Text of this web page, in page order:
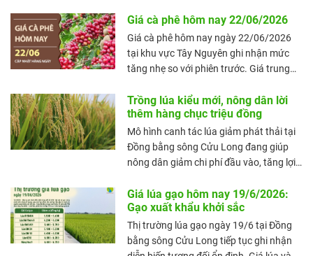
trường xuất khẩu trái chiều khi sản
lượng xuất khẩu tăng nhưng kim ngạch
giảm.
Giá cà phê hôm nay 22/06/2026
Giá cà phê hôm nay ngày 22/06/2026
tại khu vực Tây Nguyên ghi nhận mức
tăng nhẹ so với phiên trước. Giá trung
tăng 100 đồng/kg. Mặt bằng thu mua
hiện dao động trong khoảng 89.000 –
89.400 đồng/kg, cho thấy thị trường nội
địa vẫn duy trì ổn định ở vùng giá cao,
dù đà tăng không quá mạnh.
Trồng lúa kiểu mới, nông dân lời
thêm hàng chục triệu đồng
Mô hình canh tác lúa giảm phát thải tại
Đồng bằng sông Cửu Long đang giúp
nông dân giảm chi phí đầu vào, tăng lợi
đồng thời nâng cao giá trị hạt gạo và
phát triển nông nghiệp bền vững.
Giá lúa gạo hôm nay 19/6/2026:
Gạo xuất khẩu khởi sắc
Thị trường lúa gạo ngày 19/6 tại Đồng
bằng sông Cửu Long tiếp tục ghi nhận